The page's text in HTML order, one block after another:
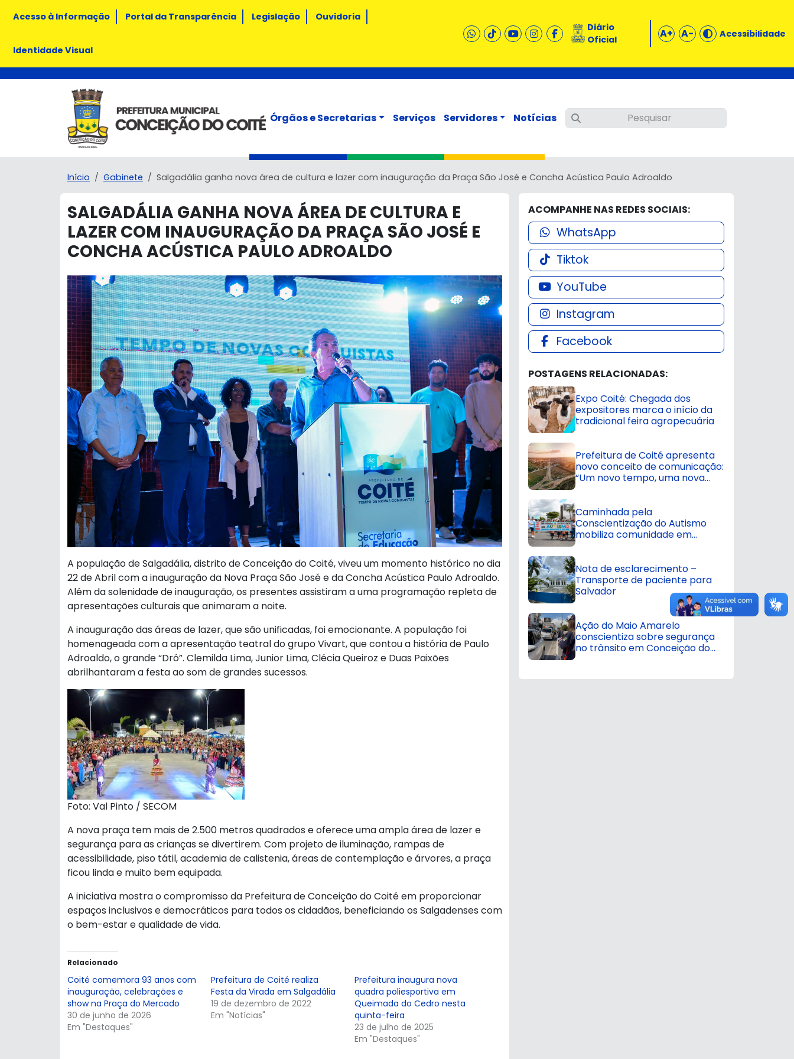
Acesso à Informação Portal da Transparência Legislação Ouvidoria
Identidade Visual
Diário
Oficial
A+ A- Acessibilidade
Órgãos e Secretarias Serviços Servidores Notícias
Início Gabinete Salgadália ganha nova área de cultura e lazer com inauguração da Praça São José e Concha Acústica Paulo Adroaldo
SALGADÁLIA GANHA NOVA ÁREA DE CULTURA E
LAZER COM INAUGURAÇÃO DA PRAÇA SÃO JOSÉ E
CONCHA ACÚSTICA PAULO ADROALDO
A população de Salgadália, distrito de Conceição do Coité, viveu um momento histórico no dia
22 de Abril com a inauguração da Nova Praça São José e da Concha Acústica Paulo Adroaldo.
Além da solenidade de inauguração, os presentes assistiram a uma programação repleta de
apresentações culturais que animaram a noite.
A inauguração das áreas de lazer, que são unificadas, foi emocionante. A população foi
homenageada com a apresentação teatral do grupo Vivart, que contou a história de Paulo
Adroaldo, o grande “Dró”. Clemilda Lima, Junior Lima, Clécia Queiroz e Duas Paixões
abrilhantaram a festa ao som de grandes sucessos.
Foto: Val Pinto / SECOM
A nova praça tem mais de 2.500 metros quadrados e oferece uma ampla área de lazer e
segurança para as crianças se divertirem. Com projeto de iluminação, rampas de
acessibilidade, piso tátil, academia de calistenia, áreas de contemplação e árvores, a praça
ficou linda e muito bem equipada.
A iniciativa mostra o compromisso da Prefeitura de Conceição do Coité em proporcionar
espaços inclusivos e democráticos para todos os cidadãos, beneficiando os Salgadenses com
o bem-estar e qualidade de vida.
Relacionado
Coité comemora 93 anos com
inauguração, celebrações e
show na Praça do Mercado
30 de junho de 2026
Em "Destaques"
Prefeitura de Coité realiza
Festa da Virada em Salgadália
19 de dezembro de 2022
Em "Notícias"
Prefeitura inaugura nova
quadra poliesportiva em
Queimada do Cedro nesta
quinta-feira
23 de julho de 2025
Em "Destaques"
ACOMPANHE NAS REDES SOCIAIS:
WhatsApp
Tiktok
YouTube
Instagram
Facebook
POSTAGENS RELACIONADAS:
Expo Coité: Chegada dos
expositores marca o início da
tradicional feira agropecuária
Prefeitura de Coité apresenta
novo conceito de comunicação:
“Um novo tempo, uma nova
Caminhada pela
Conscientização do Autismo
mobiliza comunidade em
Nota de esclarecimento –
Transporte de paciente para
Salvador
Ação do Maio Amarelo
conscientiza sobre segurança
no trânsito em Conceição do